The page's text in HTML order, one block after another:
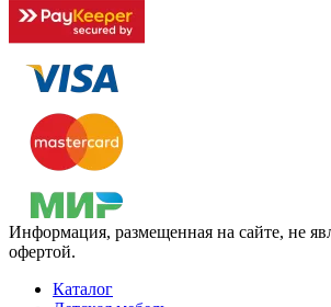
Информация, размещенная на сайте, не
офертой.
Каталог